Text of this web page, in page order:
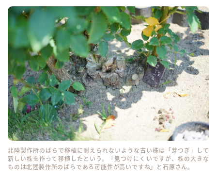
北陸製作所のばらで移植に耐えられないような古い株は「芽つぎ」して
新しい株を作って移植したという。「見つけにくいですが、株の大きな
ものは北陸製作所のばらである可能性が高いですね」と石原さん。